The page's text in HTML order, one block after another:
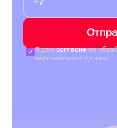
Я даюсогласиена
персональных данных